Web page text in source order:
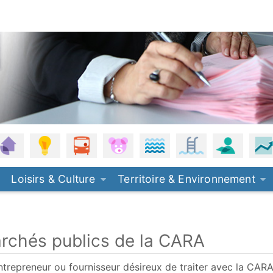
eau de pluie
Habitat Énergie - Climat
Mobilités Petite enfance
Plages Piscine
Loisirs & Culture Territoire & Environnement
publics de la CARA
ou fournisseur désireux de traiter avec la